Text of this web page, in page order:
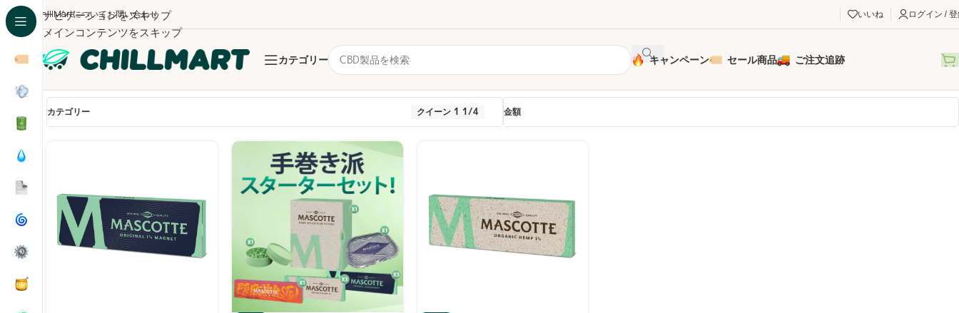
ナビゲーションをスキップ
メインコンテンツをスキップ
ChillMartについてお問い合わせ いいね ログイン /
カテゴリー キャンペーン セール商品 ご注文追跡
カテゴリー クイーン 1 1/4 金額